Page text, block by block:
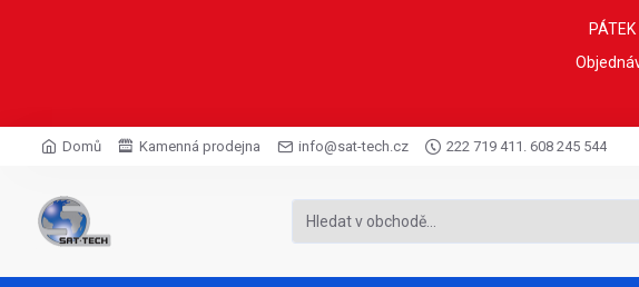
PÁTEK
Domů Kamenná prodejna info@sat-tech.cz 222 719 411. 608 245 544